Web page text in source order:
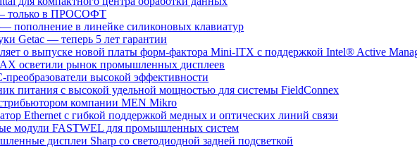
только в ПРОСОФТ
пополнение в линейке силиконовых клавиатур
Getac — теперь 5 лет гарантии
о выпуске новой платы форм-фактора Mini-ITX с поддержкой Intel® Active
осветили рынок промышленных дисплеев
высокой эффективности
питания c высокой удельной мощностью для системы FieldConnex
компании MEN Mikro
Ethernet с гибкой поддержкой медных и оптических линий связи
модули FASTWEL для промышленных систем
дисплеи Sharp со светодиодной задней подсветкой